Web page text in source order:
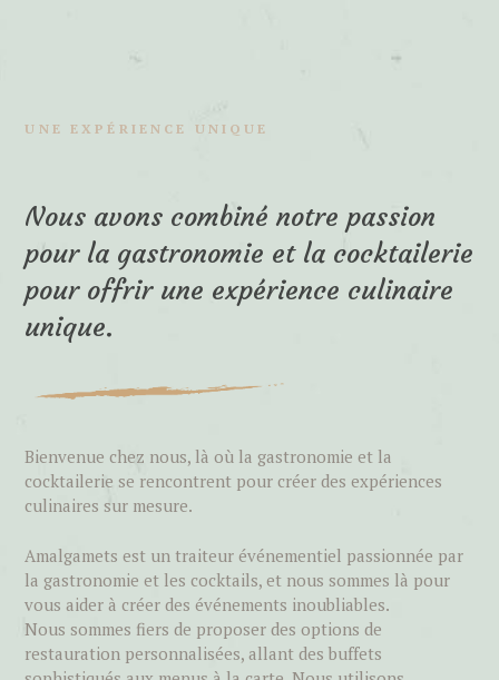
UNE EXPÉRIENCE UNIQUE
Nous avons combiné notre passion
pour la gastronomie et la cocktailerie
pour offrir une expérience culinaire
unique.
Bienvenue chez nous, là où la gastronomie et la
cocktailerie se rencontrent pour créer des expériences
culinaires sur mesure.
Amalgamets est un traiteur événementiel passionnée par
la gastronomie et les cocktails, et nous sommes là pour
vous aider à créer des événements inoubliables.
Nous sommes fiers de proposer des options de
restauration personnalisées, allant des buffets